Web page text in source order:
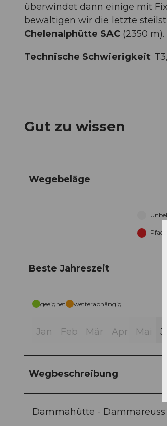
überwindet dann einige mit
bewältigen wir die letzte
Chelenalphütte SAC (2350 m).
Technische Schwierigkeit:
Gut zu wissen
Wegebeläge
Pfad
Beste Jahreszeit
geeignet wetterabhängig
Jan Feb Mär Apr Mai
Wegbeschreibung
Dammahütte -